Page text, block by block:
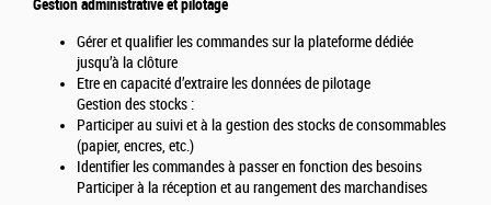
Gestion administrative et pilotage
Gérer et qualifier les commandes sur la plateforme dédiée
jusqu’à la clôture
Etre en capacité d’extraire les données de pilotage
Gestion des stocks :
Participer au suivi et à la gestion des stocks de consommables
(papier, encres, etc.)
Identifier les commandes à passer en fonction des besoins
Participer à la réception et au rangement des marchandises